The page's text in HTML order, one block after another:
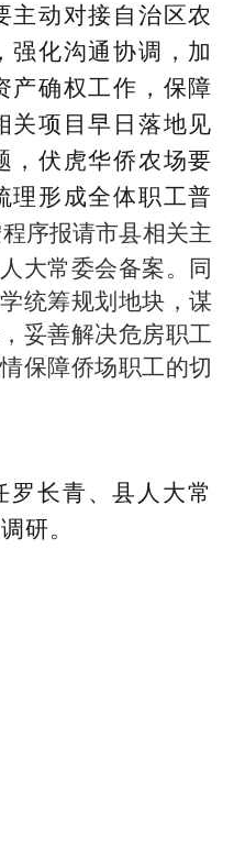
主动对接自治区农
强化沟通协调，加
产确权工作，保障
关项目早日落地见
，伏虎华侨农场要
理形成全体职工普
序报请市县相关主
大常委会备案。同
统筹规划地块，谋
妥善解决危房职工
保障侨场职工的切
长青、县人大常
研。